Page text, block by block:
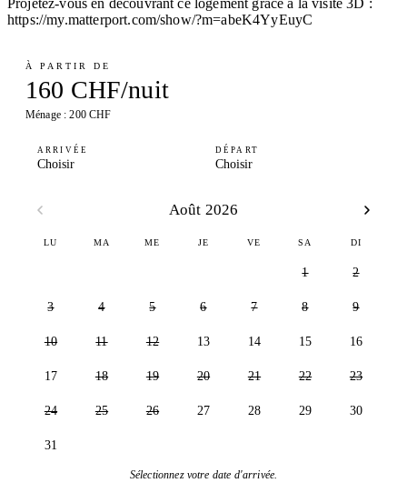
https://my.matterport.com/show/?m=abeK4YyEuyC
À PARTIR DE
160 CHF/nuit
Ménage : 200 CHF
ARRIVÉE
Choisir
DÉPART
Choisir
Août 2026
LU MA ME JE VE SA DI
1 2
3 4 5 6 7 8 9
10 11 12 13 14 15 16
17 18 19 20 21 22 23
24 25 26 27 28 29 30
31
Sélectionnez votre date d'arrivée.